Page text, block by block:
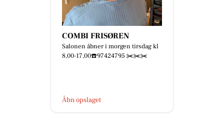
COMBI FRISØREN
Salonen åbner i morgen tirsdag kl
8,00-17,00☎️97424795 ✂️✂️✂️
Åbn opslaget